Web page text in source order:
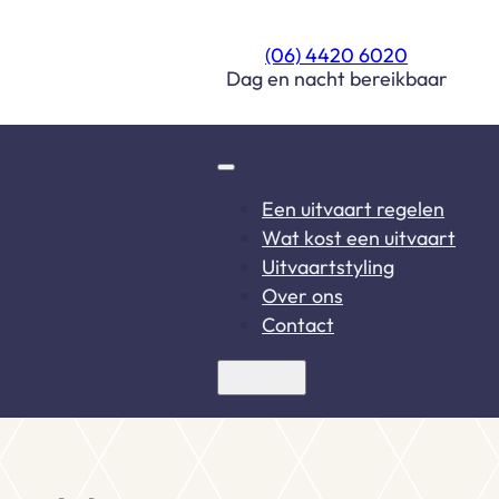
(06) 4420 6020
Dag en nacht bereikbaar
Een uitvaart regelen
Wat kost een uitvaart
Uitvaartstyling
Over ons
Contact